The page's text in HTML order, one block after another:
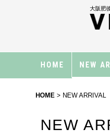
大阪肥
HOME NEW
HOME > NEW ARRIVAL
NEW